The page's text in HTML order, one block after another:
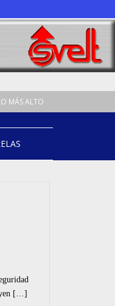
MÁS ALTO
[…]